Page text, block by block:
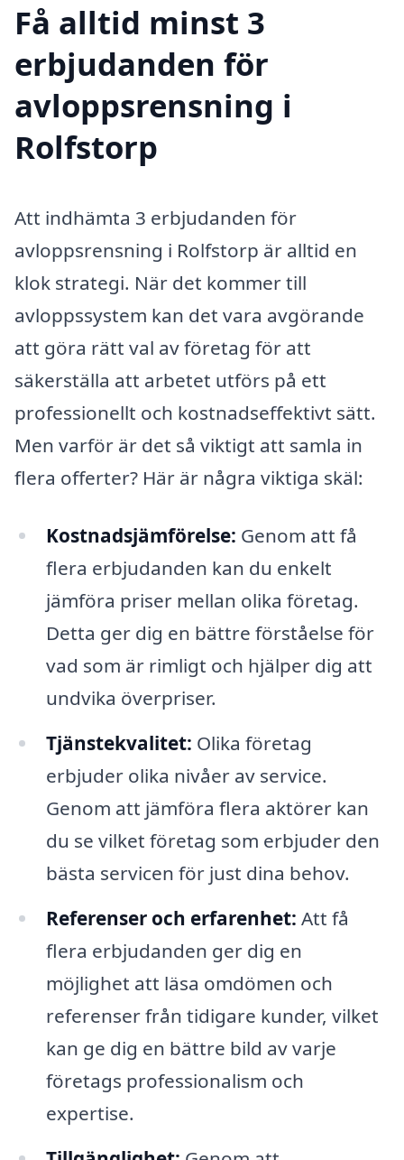
Få alltid minst 3
erbjudanden för
avloppsrensning i
Rolfstorp
Att indhämta 3 erbjudanden för
avloppsrensning i Rolfstorp är alltid en
klok strategi. När det kommer till
avloppssystem kan det vara avgörande
att göra rätt val av företag för att
säkerställa att arbetet utförs på ett
professionellt och kostnadseffektivt sätt.
Men varför är det så viktigt att samla in
flera offerter? Här är några viktiga skäl:
Kostnadsjämförelse: Genom att få
flera erbjudanden kan du enkelt
jämföra priser mellan olika företag.
Detta ger dig en bättre förståelse för
vad som är rimligt och hjälper dig att
undvika överpriser.
Tjänstekvalitet: Olika företag
erbjuder olika nivåer av service.
Genom att jämföra flera aktörer kan
du se vilket företag som erbjuder den
bästa servicen för just dina behov.
Referenser och erfarenhet: Att få
flera erbjudanden ger dig en
möjlighet att läsa omdömen och
referenser från tidigare kunder, vilket
kan ge dig en bättre bild av varje
företags professionalism och
expertise.